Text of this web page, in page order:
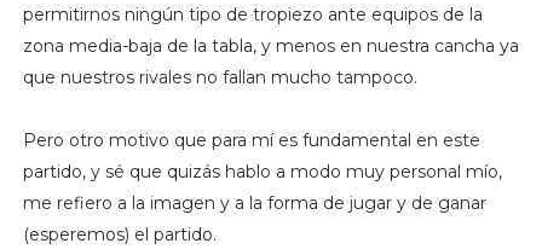
permitirnos ningún tipo de tropiezo ante equipos de la
zona media-baja de la tabla, y menos en nuestra cancha ya
que nuestros rivales no fallan mucho tampoco.
Pero otro motivo que para mí es fundamental en este
partido, y sé que quizás hablo a modo muy personal mío,
me refiero a la imagen y a la forma de jugar y de ganar
(esperemos) el partido.